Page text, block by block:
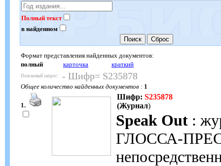
Полный текст
в найденном
Формат представления найденных документов:
полный
карточка краткий
Поисковый запрос: - Шифр= S235878
Общее количество найденных документов : 1
1.
Шифр: S235878
(Журнал)
Speak Out :
ГЛОССА-